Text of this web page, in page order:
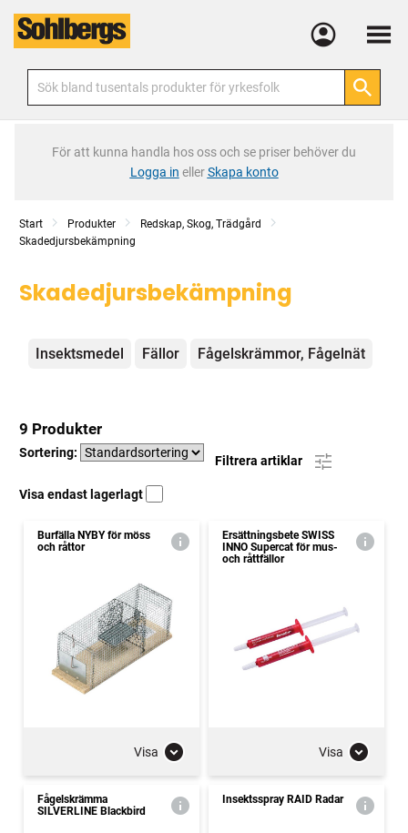
Meny
För att kunna handla hos oss och se priser behöver du
Logga in ellerSkapa konto
Start Produkter
Redskap, Skog, Trädgård
Skadedjursbekämpning
Skadedjursbekämpning
Kategorier
Insektsmedel Fällor Fågelskrämmor, Fågelnät
9 Produkter
Sortering:
Filtrera artiklar
Visa endast lagerlagt
Burfälla NYBY för möss
och råttor
Visa
Ersättningsbete SWISS
INNO Supercat för mus-
och råttfällor
Visa
Fågelskrämma
SILVERLINE Blackbird
Insektsspray RAID Radar